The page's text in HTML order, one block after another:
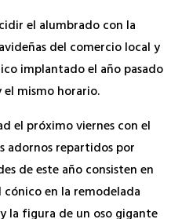
el alumbrado con la
del comercio local y
implantado el año pasado
mismo horario.
el próximo viernes con el
adornos repartidos por
de este año consisten en
en la remodelada